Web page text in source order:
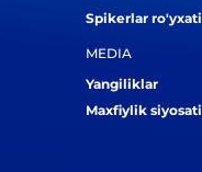
Spikerlar ro'yxati
MEDIA
Yangiliklar
Maxfiylik siyosati